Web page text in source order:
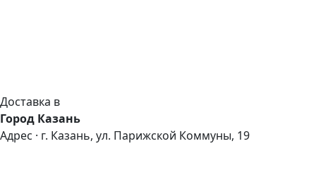
Доставка в
Город Казань
Адрес · г. Казань, ул. Парижской Коммуны, 19